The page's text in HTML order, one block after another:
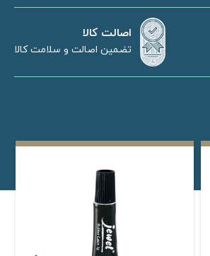
اصالت کالا
تضمین اصالت و سلامت کالا